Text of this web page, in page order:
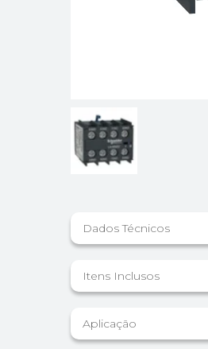
Dados Técnicos
Itens Inclusos
Aplicação